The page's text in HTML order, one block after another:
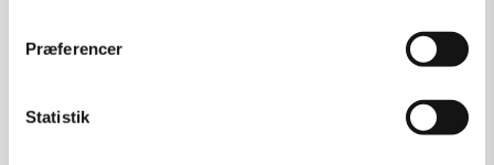
Præferencer
Statistik